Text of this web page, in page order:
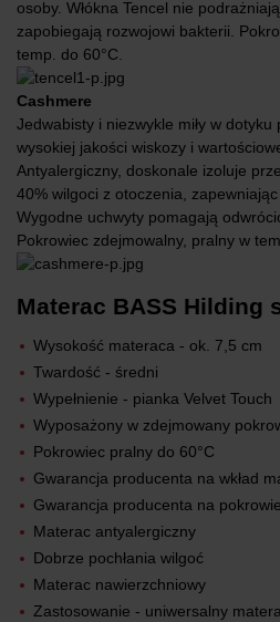
osoby. Włókna Tencel nie
zapobiegają rozwojowi bakterii.
temp. do 60°C.
Cashmere
Jedwabisty i niezwykle miły w
wysokiej jakości wiskozy i
Antyalergiczny, doskonale izoluje
40% wilgoci z otoczenia,
Wygodne uchwyty pomagają
Pokrowiec zdejmowalny, pralny w
Materac BASS Hilding
Wysokość materaca - ok. 7,5 cm
Twardość - średni
Wypełnienie - pianka Velvet Touch
Wyposażony w zdejmowany
Pokrowiec pralny do 60°C
Gwarancja producenta na wkład
Gwarancja producenta na
Materac antyalergiczny
Dobrze pochłania wilgoć
Materac nawierzchniowy
Zastosowanie - uniwersalny